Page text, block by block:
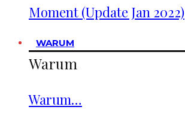
Moment (Update Jan 2022)
WARUM
Warum
Warum…